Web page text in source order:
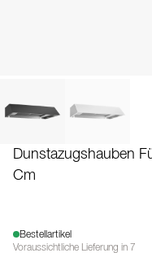
Dunstazugshauben
Cm
Bestellartikel
Voraussichtliche Lieferung in 7